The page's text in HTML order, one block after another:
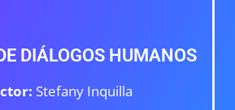
DIÁLOGOS HUMANOS
Stefany Inquilla